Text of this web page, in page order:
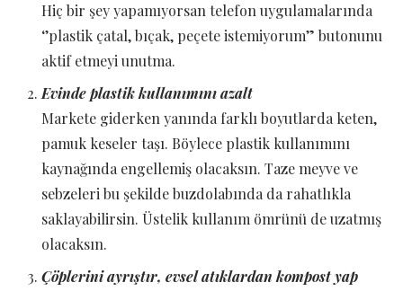
Hiç bir şey yapamıyorsan telefon uygulamalarında
‘’plastik çatal, bıçak, peçete istemiyorum” butonunu
aktif etmeyi unutma.
Evinde plastik kullanımını azalt
Markete giderken yanında farklı boyutlarda keten,
pamuk keseler taşı. Böylece plastik kullanımını
kaynağında engellemiş olacaksın. Taze meyve ve
sebzeleri bu şekilde buzdolabında da rahatlıkla
saklayabilirsin. Üstelik kullanım ömrünü de uzatmış
olacaksın.
Çöplerini ayrıştır, evsel atıklardan kompost yap